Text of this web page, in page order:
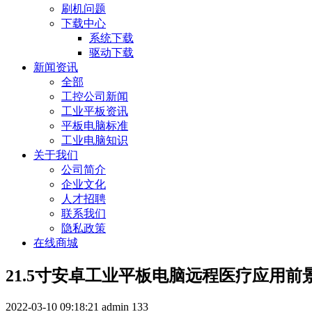
刷机问题
下载中心
系统下载
驱动下载
新闻资讯
全部
工控公司新闻
工业平板资讯
平板电脑标准
工业电脑知识
关于我们
公司简介
企业文化
人才招聘
联系我们
隐私政策
在线商城
21.5寸安卓工业平板电脑远程医疗应用前
2022-03-10 09:18:21 admin 133